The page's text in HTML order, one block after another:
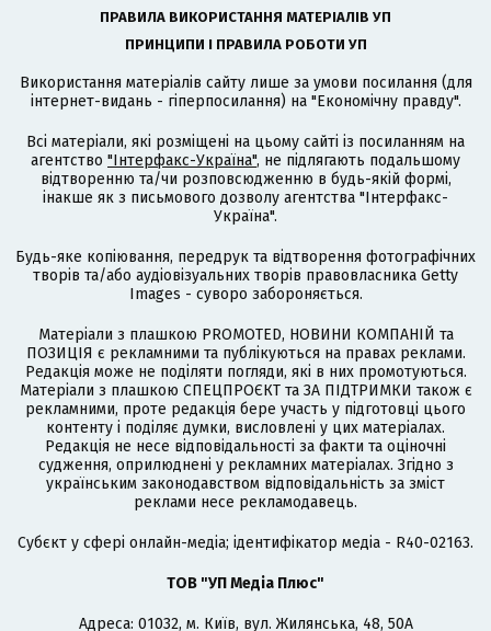
ПРАВИЛА ВИКОРИСТАННЯ МАТЕРІАЛІВ УП
ПРИНЦИПИ І ПРАВИЛА РОБОТИ УП
Використання матеріалів сайту лише за умови посилання (для
інтернет-видань - гіперпосилання) на "Економічну правду".
Всі матеріали, які розміщені на цьому сайті із посиланням на
агентство "Інтерфакс-Україна", не підлягають подальшому
відтворенню та/чи розповсюдженню в будь-якій формі,
інакше як з письмового дозволу агентства "Інтерфакс-
Україна".
Будь-яке копіювання, передрук та відтворення фотографічних
творів та/або аудіовізуальних творів правовласника Getty
Images - суворо забороняється.
Матеріали з плашкою PROMOTED, НОВИНИ КОМПАНІЙ та
ПОЗИЦІЯ є рекламними та публікуються на правах реклами.
Редакція може не поділяти погляди, які в них промотуються.
Матеріали з плашкою СПЕЦПРОЄКТ та ЗА ПІДТРИМКИ також є
рекламними, проте редакція бере участь у підготовці цього
контенту і поділяє думки, висловлені у цих матеріалах.
Редакція не несе відповідальності за факти та оціночні
судження, оприлюднені у рекламних матеріалах. Згідно з
українським законодавством відповідальність за зміст
реклами несе рекламодавець.
Cубєкт у сфері онлайн-медіа; ідентифікатор медіа - R40-02163.
ТОВ "УП Медіа Плюс"
Адреса: 01032, м. Київ, вул. Жилянська, 48, 50А